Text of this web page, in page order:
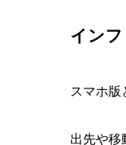
イン
スマホ版
出先や移